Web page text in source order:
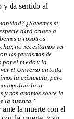
y da sentido al
¿Sabemos si
dará origen a
a nosotros
no necesitamos ver
los fantasmas de
por el miedo y la
el Universo en toda
la existencia; pero
ni
y nos amamos sobre la
la nuestra.”
la muerte con el